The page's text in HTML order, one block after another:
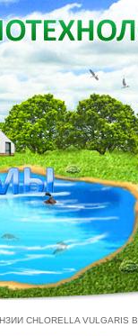
CHLORELLA VULGARIS В